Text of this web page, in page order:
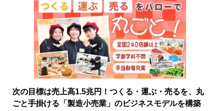
次の目標は売上高1.5兆円！つくる・運ぶ・売るを、丸
ごと手掛ける「製造小売業」のビジネスモデルを構築